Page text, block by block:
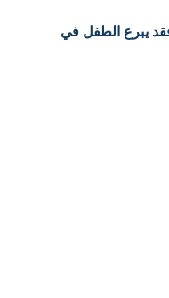
يبرع الطفل في